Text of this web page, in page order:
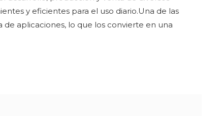
y eficientes para el uso diario.Una de las
aplicaciones, lo que los convierte en una